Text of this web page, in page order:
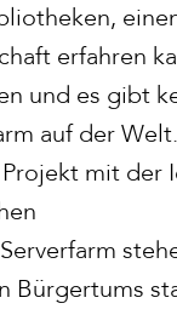
erfahren
und es gibt
auf der Welt.
mit der
Bürgertums